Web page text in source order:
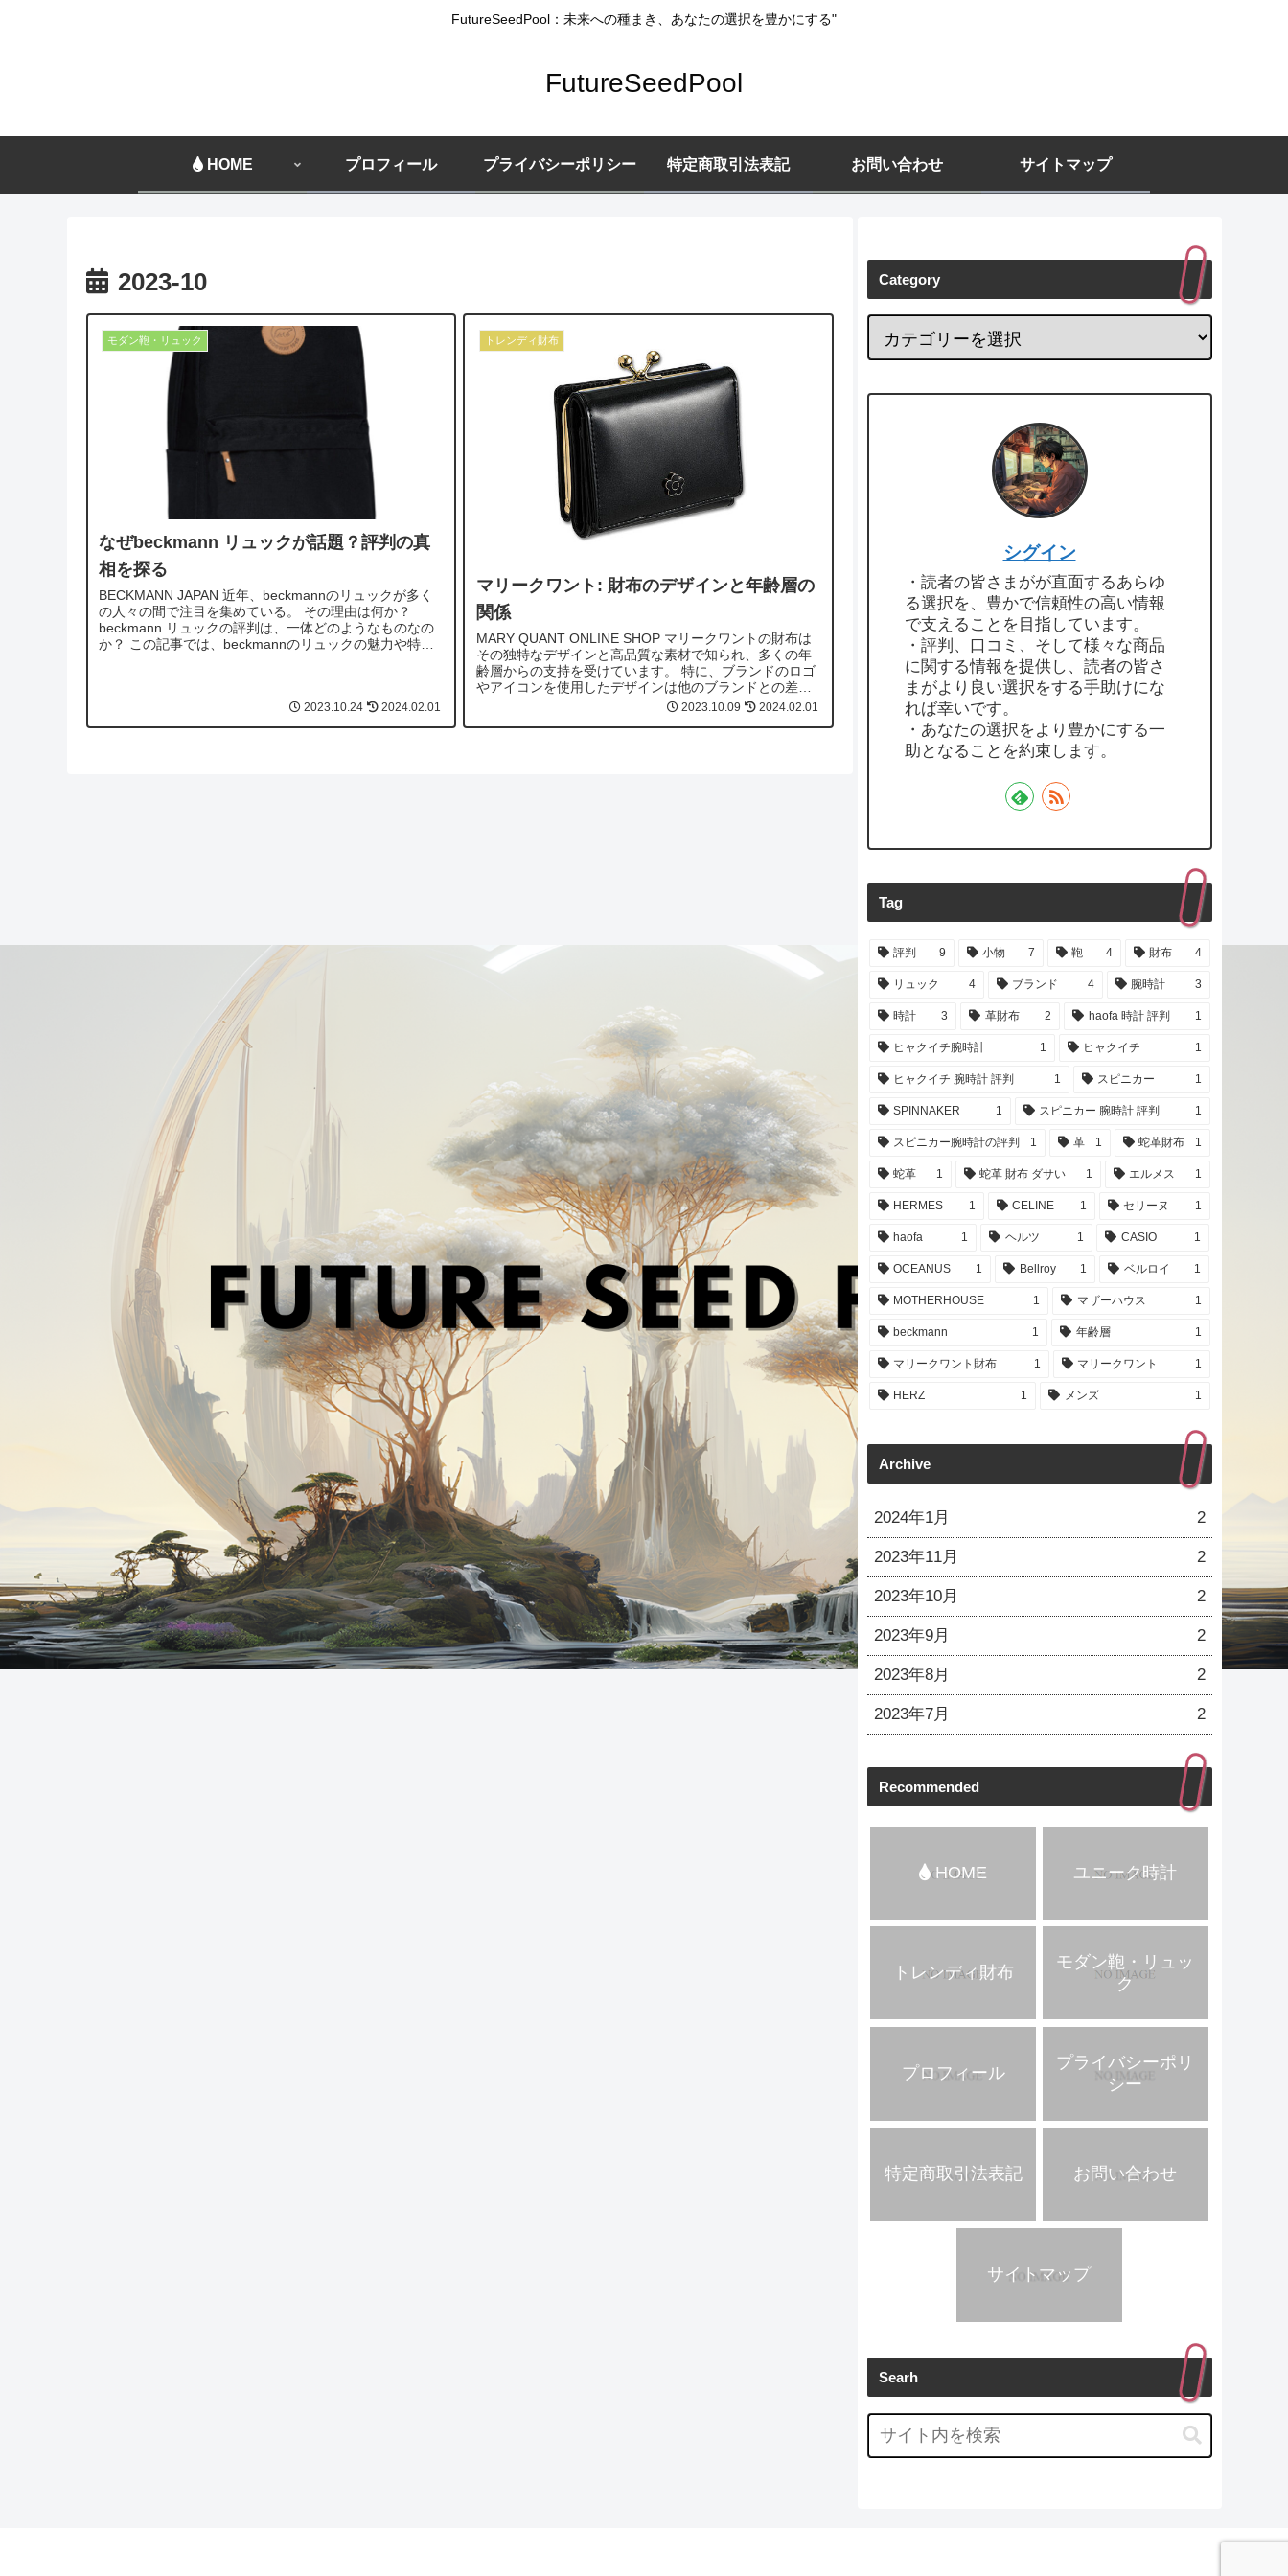
FutureSeedPool：未来への種まき、あなたの選択を豊かにする"
FutureSeedPool
HOME プロフィール プライバシーポリシー 特定商取引法表記 お問い合わせ サイトマップ
2023-10
モダン鞄・リュック
なぜbeckmann リュックが話題？評判の真
相を探る
BECKMANN JAPAN 近年、beckmannのリュックが多く
の人々の間で注目を集めている。 その理由は何か？
beckmann リュックの評判は、一体どのようなものなの
か？ この記事では、beckmannのリュックの魅力や特
2023.10.24 2024.02.01
トレンディ財布
マリークワント: 財布のデザインと年齢層の
関係
MARY QUANT ONLINE SHOP マリークワントの財布は
その独特なデザインと高品質な素材で知られ、多くの年
齢層からの支持を受けています。 特に、ブランドのロゴ
やアイコンを使用したデザインは他のブランドとの差別
2023.10.09 2024.02.01
Category
シグイン
・読者の皆さまがが直面するあらゆ
る選択を、豊かで信頼性の高い情報
で支えることを目指しています。
・評判、口コミ、そして様々な商品
に関する情報を提供し、読者の皆さ
まがより良い選択をする手助けにな
れば幸いです。
・あなたの選択をより豊かにする一
助となることを約束します。
Tag
評判 9 小物 7 鞄 4 財布 4
リュック 4 ブランド 4 腕時計 3
時計 3 革財布 2 haofa 時計 評判 1
ヒャクイチ腕時計 1 ヒャクイチ 1
ヒャクイチ 腕時計 評判 1 スピニカー 1
SPINNAKER 1 スピニカー 腕時計 評判 1
スピニカー腕時計の評判 1 革 1 蛇革財布 1
蛇革 1 蛇革 財布 ダサい 1 エルメス 1
HERMES 1 CELINE 1 セリーヌ 1
haofa 1 ヘルツ 1 CASIO 1
OCEANUS 1 Bellroy 1 ベルロイ 1
MOTHERHOUSE 1 マザーハウス 1
beckmann 1 年齢層 1
マリークワント財布 1 マリークワント 1
HERZ 1 メンズ 1
Archive
2024年1月 2
2023年11月 2
2023年10月 2
2023年9月 2
2023年8月 2
2023年7月 2
Recommended
HOME ユニーク時計
トレンディ財布
モダン鞄・リュッ
ク
プロフィール
プライバシーポリ
シー
特定商取引法表記 お問い合わせ
サイトマップ
Searh